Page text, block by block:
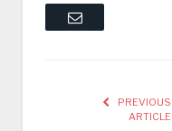
Email
PREVIOUS
ARTICLE